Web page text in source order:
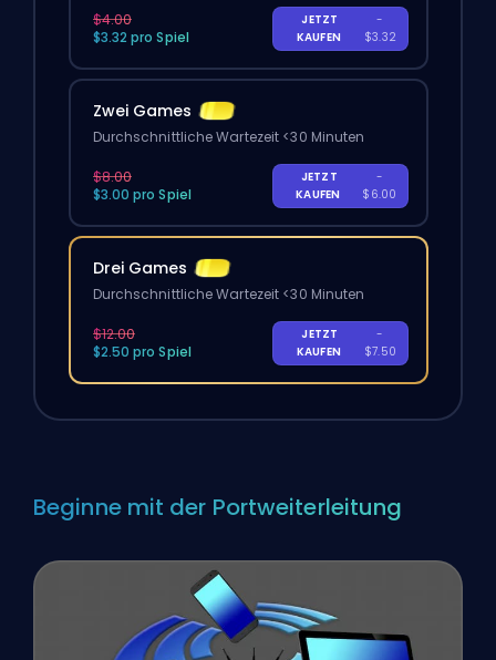
$4.00
$3.32 pro Spiel
JETZT
KAUFEN
-
$3.32
Zwei Games
Durchschnittliche Wartezeit <30 Minuten
$8.00
$3.00 pro Spiel
JETZT
KAUFEN
-
$6.00
Drei Games
Durchschnittliche Wartezeit <30 Minuten
$12.00
$2.50 pro Spiel
JETZT
KAUFEN
-
$7.50
Beginne mit der Portweiterleitung